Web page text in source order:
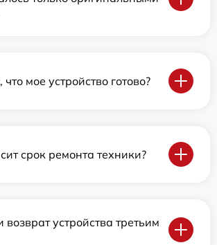
мое устройство готово?
срок ремонта техники?
устройства третьим